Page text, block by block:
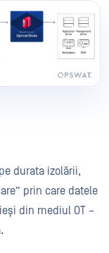
durata izolării,
prin care datele
din mediul OT –